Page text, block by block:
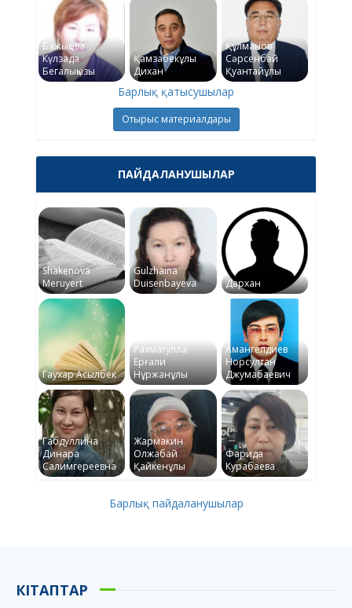
Бажықова
Күлзада
Бегалықызы
Қамзабекұлы
Дихан
Құлманов
Сәрсенбай
Қуантайұлы
Барлық қатысушылар
Отырыс материалдары
ПАЙДАЛАНУШЫЛАР
Shakenova
Meruyert
Gulzhaina
Duisenbayeva
Дархан
Гаухар Асылбек
Рахматулла
Ерғали
Нұржанұлы
Амангелдиев
Норсултан
Джумабаевич
Габдуллина
Динара
Салимгереевна
Жармакин
Олжабай
Қайкенұлы
Фарида
Курабаева
Барлық пайдаланушылар
КІТАПТАР